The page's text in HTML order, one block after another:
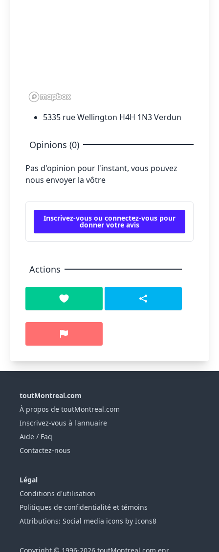
5335 rue Wellington H4H 1N3 Verdun
Opinions (0)
Pas d'opinion pour l'instant, vous pouvez
nous envoyer la vôtre
Inscrivez-vous ou connectez-vous pour
donner votre avis
Actions
toutMontreal.com
À propos de toutMontreal.com
Inscrivez-vous à l'annuaire
Aide / Faq
Contactez-nous
Légal
Conditions d'utilisation
Politiques de confidentialité et témoins
Attributions: Social media icons by Icons8